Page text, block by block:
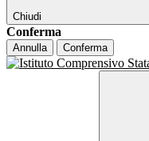
Chiudi
Conferma
Annulla Conferma